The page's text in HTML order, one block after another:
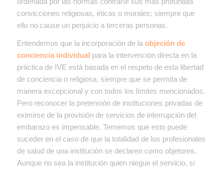
convicciones religiosas, éticas o morales; siempre que
ello no cause un perjuicio a terceras personas.
Entendemos que la incorporación de la objeción de
conciencia individual para la intervención directa en la
práctica de IVE está basada en el respeto de esta libertad
de conciencia o religiosa, siempre que se permita de
manera excepcional y con todos los límites mencionados.
Pero reconocer la pretensión de instituciones privadas de
eximirse de la provisión de servicios de interrupción del
embarazo es impensable. Tememos que esto puede
suceder en el caso de que la totalidad de los profesionales
de salud de una institución se declaren como objetores.
Aunque no sea la institución quien niegue el servicio, si